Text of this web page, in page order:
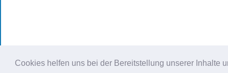
Cookies helfen uns bei der Bereitstellung unserer Inhalte
WordPress Theme: Gambit von ThemeZee.